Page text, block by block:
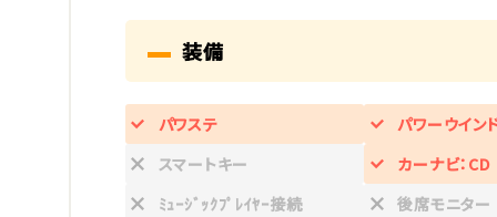
装備
パワステ
パワーウイン
スマートキー
カーナビ：CD
ﾐｭｰｼﾞｯｸﾌﾟﾚｲﾔｰ接続
後席モニター